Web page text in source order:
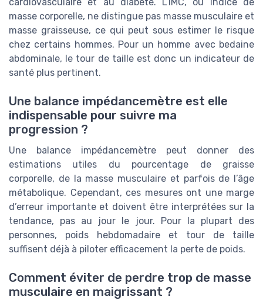
masse corporelle, ne distingue pas masse musculaire et
masse graisseuse, ce qui peut sous estimer le risque
chez certains hommes. Pour un homme avec bedaine
abdominale, le tour de taille est donc un indicateur de
santé plus pertinent.
Une balance impédancemètre est elle
indispensable pour suivre ma
progression ?
Une balance impédancemètre peut donner des
estimations utiles du pourcentage de graisse
corporelle, de la masse musculaire et parfois de l’âge
métabolique. Cependant, ces mesures ont une marge
d’erreur importante et doivent être interprétées sur la
tendance, pas au jour le jour. Pour la plupart des
personnes, poids hebdomadaire et tour de taille
suffisent déjà à piloter efficacement la perte de poids.
Comment éviter de perdre trop de masse
musculaire en maigrissant ?